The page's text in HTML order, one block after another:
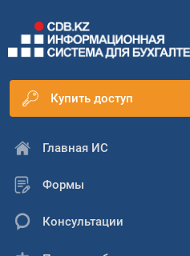
Купить доступ
Главная ИС
Формы
Консультации